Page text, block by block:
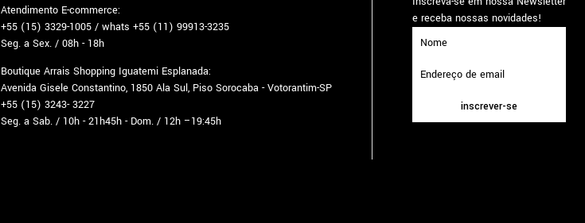
Atendimento E-commerce:
+55 (15) 3329-1005 / whats +55 (11) 99913-3235
Seg. a Sex. / 08h - 18h
Boutique Arrais Shopping Iguatemi Esplanada:
Avenida Gisele Constantino, 1850 Ala Sul, Piso Sorocaba - Votorantim-SP
+55 (15) 3243- 3227
Seg. a Sab. / 10h - 21h45h - Dom. / 12h –19:45h
e receba nossas novidades!
inscrever-se